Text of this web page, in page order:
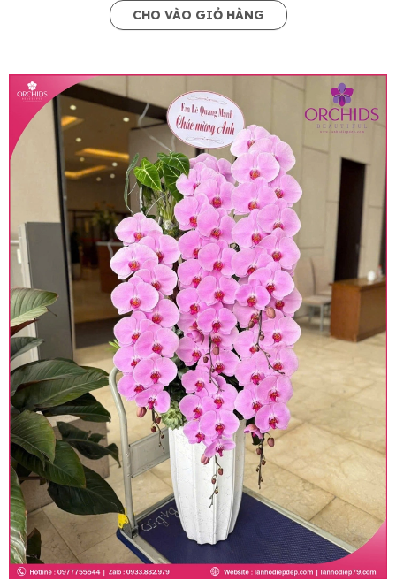
CHO VÀO GIỎ HÀNG